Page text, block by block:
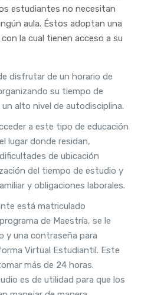
estudiantes no necesitan
aula. Éstos adoptan una
la cual tienen acceso a su
disfrutar de un horario de
su tiempo de
alto nivel de autodisciplina.
a este tipo de educación
lugar donde residan,
de ubicación
del tiempo de estudio y
y obligaciones laborales.
está matriculado
de Maestría, se le
y una contraseña para
Virtual Estudiantil. Este
más de 24 horas.
es de utilidad para que los